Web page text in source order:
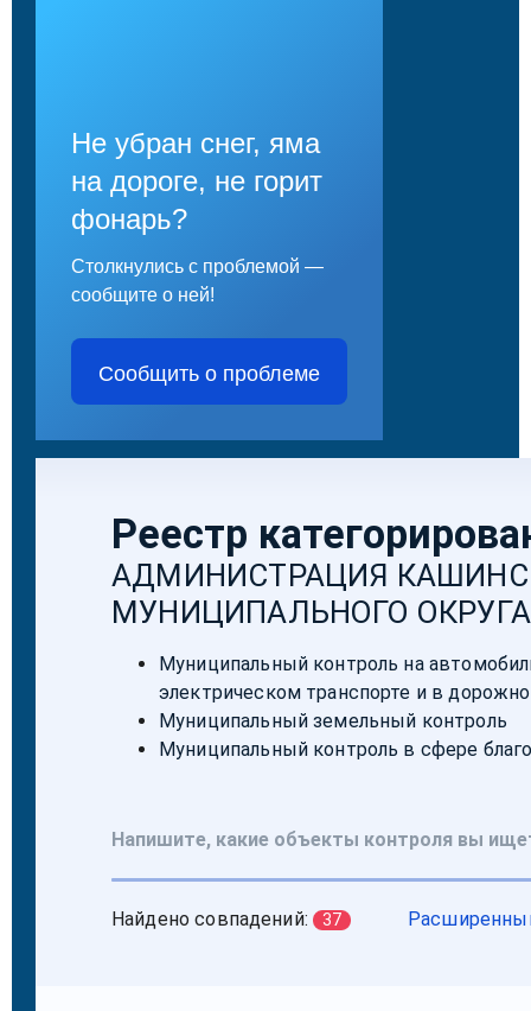
Не убран снег, яма
на дороге, не горит
фонарь?
Столкнулись с проблемой —
сообщите о ней!
Сообщить о проблеме